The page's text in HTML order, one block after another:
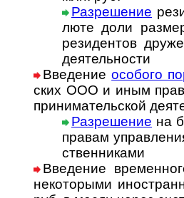
Разрешение
люте доли
рези­ден­тов
дея­тель­ности
Введениеособого
ских ООО и иным
при­ни­ма­тель­ской
Разрешение на
правам
ст­вен­никами
Введение
не­ко­то­ры­ми